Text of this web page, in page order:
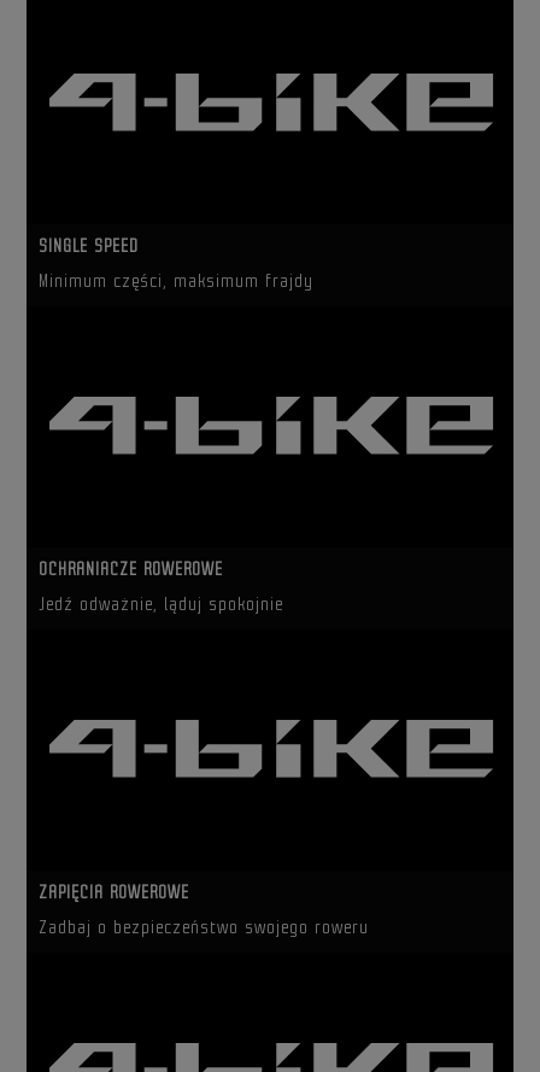
SINGLE SPEED
Minimum części, maksimum frajdy
OCHRANIACZE ROWEROWE
Jedź odważnie, ląduj spokojnie
ZAPIĘCIA ROWEROWE
Zadbaj o bezpieczeństwo swojego roweru